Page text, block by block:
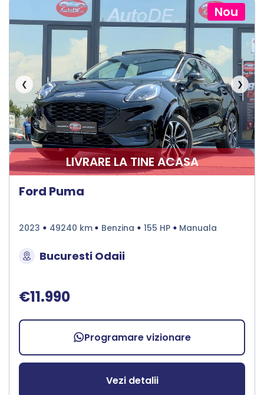
Nou
❮ ❯
LIVRARE LA TINE ACASA
Ford Puma
2023 49240 km Benzina 155 HP Manuala
Bucuresti Odaii
€11.990
Programare vizionare
Vezi detalii